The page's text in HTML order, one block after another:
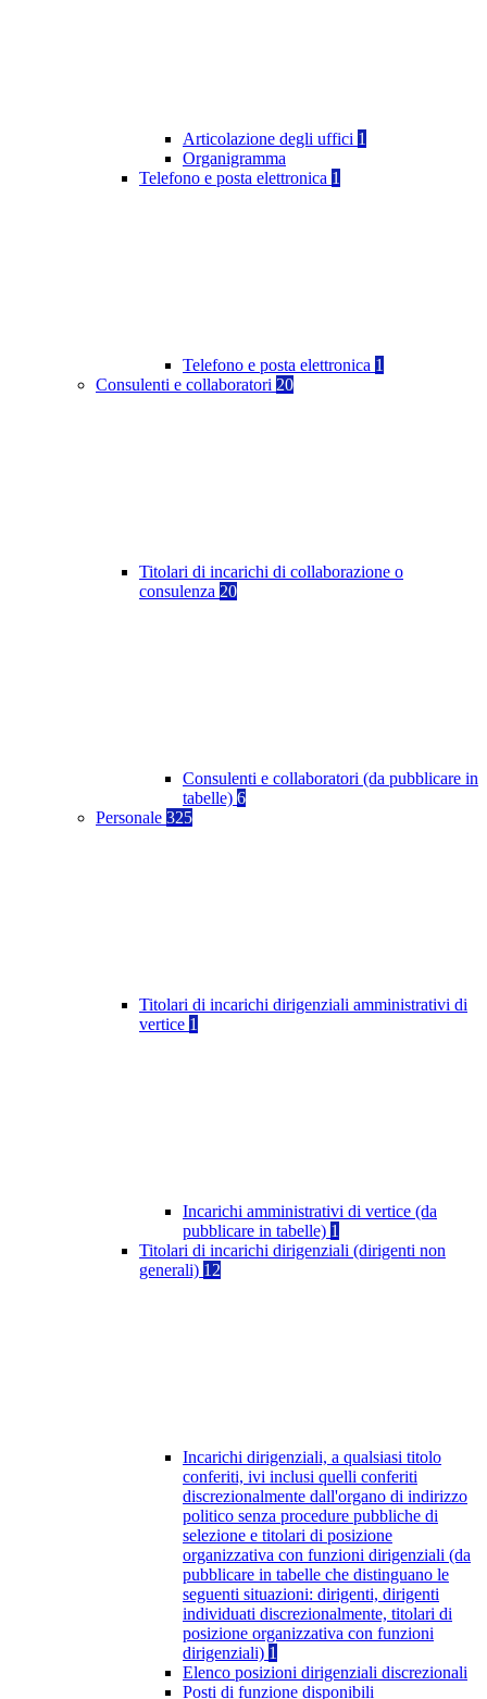
Articolazione degli uffici 1
Organigramma
Telefono e posta elettronica 1
Telefono e posta elettronica 1
Consulenti e collaboratori 20
Titolari di incarichi di collaborazione o
consulenza 20
Consulenti e collaboratori (da pubblicare in
tabelle) 6
Personale 325
Titolari di incarichi dirigenziali amministrativi di
vertice 1
Incarichi amministrativi di vertice (da
pubblicare in tabelle) 1
Titolari di incarichi dirigenziali (dirigenti non
generali) 12
Incarichi dirigenziali, a qualsiasi titolo
conferiti, ivi inclusi quelli conferiti
discrezionalmente dall'organo di indirizzo
politico senza procedure pubbliche di
selezione e titolari di posizione
organizzativa con funzioni dirigenziali (da
pubblicare in tabelle che distinguano le
seguenti situazioni: dirigenti, dirigenti
individuati discrezionalmente, titolari di
posizione organizzativa con funzioni
dirigenziali) 1
Elenco posizioni dirigenziali discrezionali
Posti di funzione disponibili